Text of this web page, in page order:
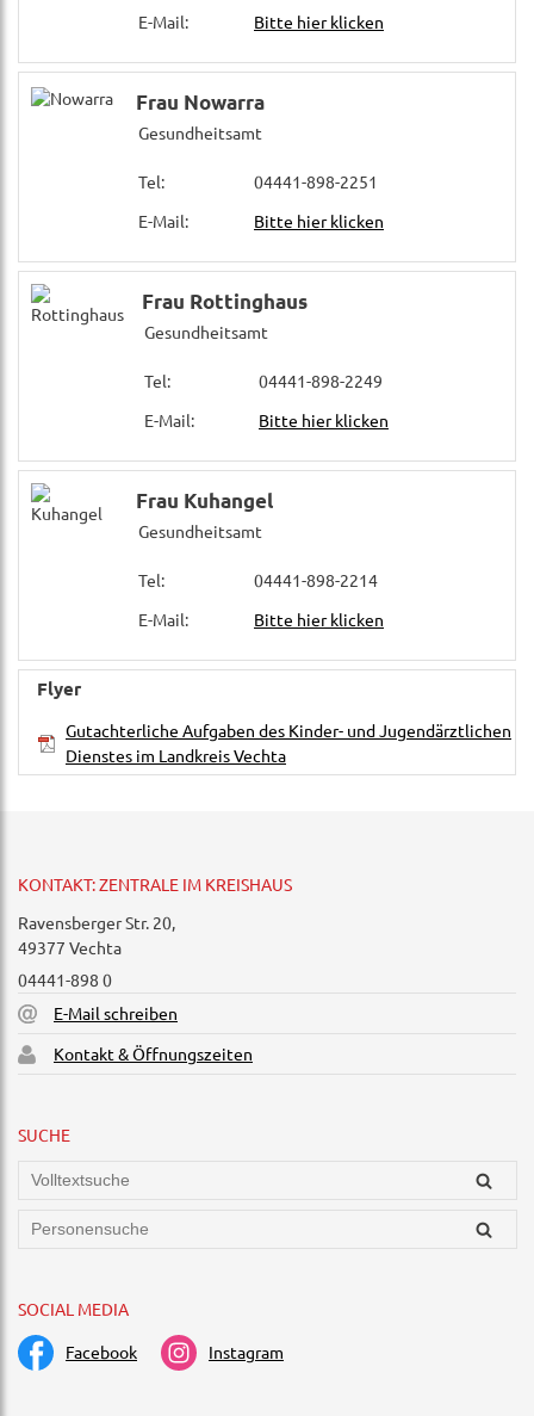
E-Mail: Bitte hier klicken
Frau Nowarra
Gesundheitsamt
Tel:
04441-898-2251
E-Mail:
Bitte hier klicken
Frau Rottinghaus
Gesundheitsamt
Tel:
04441-898-2249
E-Mail:
Bitte hier klicken
Frau Kuhangel
Gesundheitsamt
Tel:
04441-898-2214
E-Mail:
Bitte hier klicken
Flyer
Gutachterliche Aufgaben des Kinder- und Jugendärztlichen
Dienstes im Landkreis Vechta
KONTAKT: ZENTRALE IM KREISHAUS
Ravensberger Str. 20,
49377 Vechta
04441-898 0
E-Mail schreiben
Kontakt & Öffnungszeiten
SUCHE
SOCIAL MEDIA
Facebook Instagram